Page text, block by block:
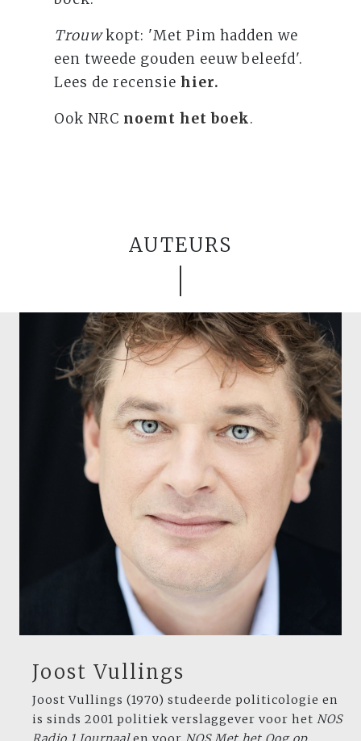
Trouwkopt: 'Met Pim hadden we
een tweede gouden eeuw beleefd'.
Lees de recensiehier.
Ook NRC noemt het boek.
AUTEURS
Joost Vullings
Joost Vullings (1970) studeerde politicologie en
is sinds 2001 politiek verslaggever voor het NOS